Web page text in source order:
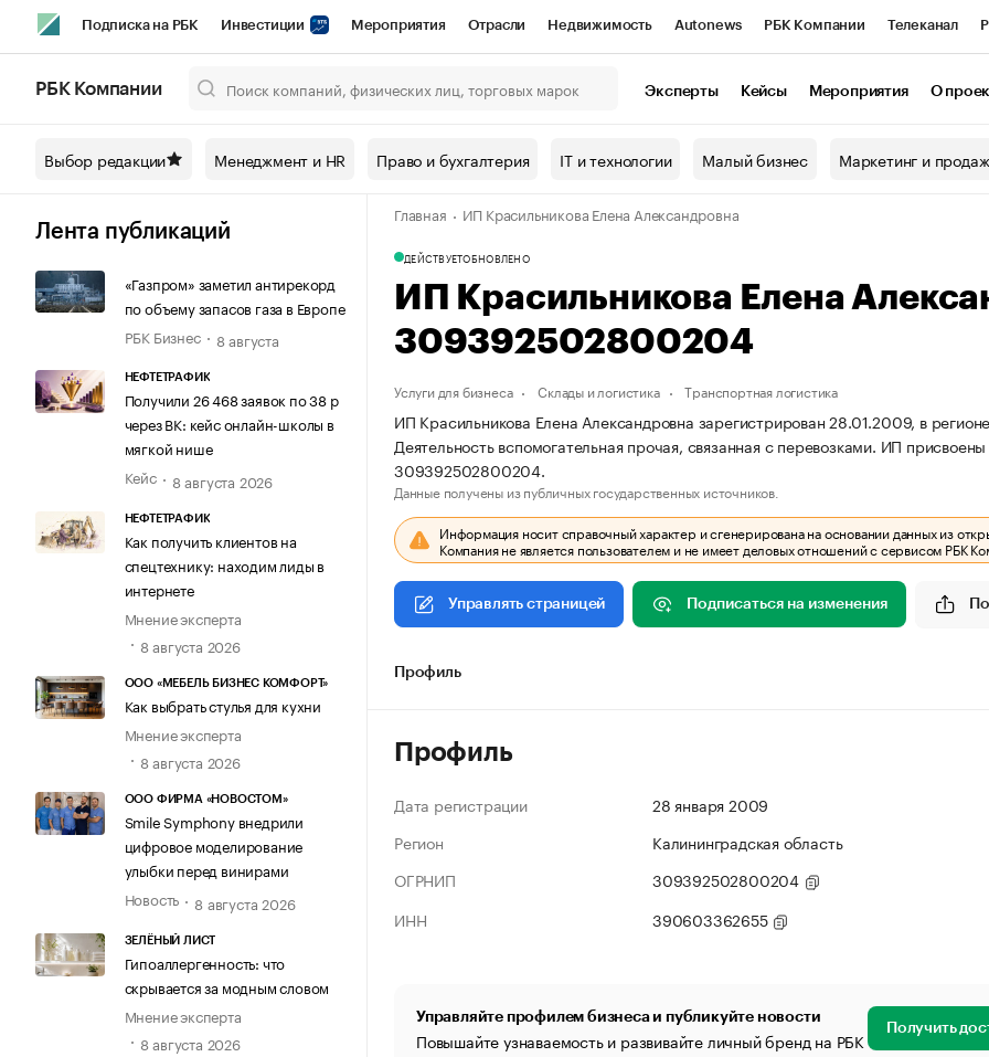
Подписка на РБК Инвестиции Мероприятия Отрасли Недвижимость Autonews РБК Компании Телеканал
Спецпроекты СПб Конференции СПб Спецпроекты Проверка контрагентов
Технологии и медиа Рынок наличной валюты
РБК Компании Эксперты Кейсы Мероприятия О
Выбор редакции Менеджмент и HR Право и бухгалтерия IT и технологии Малый бизнес Маркетинг и
Лента публикаций
«Газпром» заметил антирекорд
по объему запасов газа в Европе
РБК Бизнес
8 августа
НЕФТЕТРАФИК
Получили 26 468 заявок по 38 р
через ВК: кейс онлайн-школы в
мягкой нише
Кейс
8 августа 2026
НЕФТЕТРАФИК
Как получить клиентов на
спецтехнику: находим лиды в
интернете
Мнение эксперта
8 августа 2026
ООО «МЕБЕЛЬ БИЗНЕС КОМФОРТ»
Как выбрать стулья для кухни
Мнение эксперта
8 августа 2026
ООО ФИРМА «НОВОСТОМ»
Smile Symphony внедрили
цифровое моделирование
улыбки перед винирами
Новость
8 августа 2026
ЗЕЛЁНЫЙ ЛИСТ
Гипоаллергенность: что
скрывается за модным словом
Мнение эксперта
8 августа 2026
Главная ИП Красильникова Елена Александровна
ДЕЙСТВУЕТОБНОВЛЕНО
ИП Красильникова Елена
309392502800204
Услуги для бизнеса Склады и логистика Транспортная логистика
ИП Красильникова Елена Александровна зарегистрирован 28.01.2009, в
Деятельность вспомогательная прочая, связанная с перевозками. ИП
309392502800204.
Данные получены из публичных государственных источников.
Информация носит справочный характер и сгенерирована на основании данных из
Компания не является пользователем и не имеет деловых отношений с сервисом РБК
Управлять страницей Подписаться на изменения
Профиль
Профиль
Дата регистрации
28 января 2009
Регион
Калининградская область
ОГРНИП
309392502800204
ИНН
390603362655
Управляйте профилем бизнеса и публикуйте новости
Повышайте узнаваемость и развивайте личный бренд на РБК Получить